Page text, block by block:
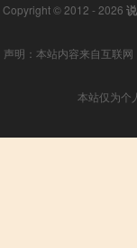
Copyright © 2012 - 2026
声明：本站内容来自互联
本站仅为个